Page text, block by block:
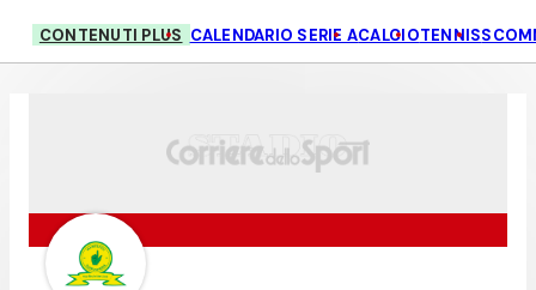
CONTENUTI PLUS CALENDARIO SERIE ACALCIOTENNIS